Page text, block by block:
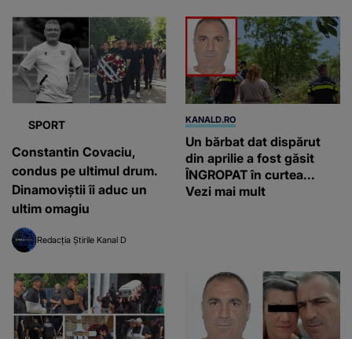
SPORT
Constantin Covaciu,
condus pe ultimul drum.
Dinamoviștii îi aduc un
ultim omagiu
Redacția Știrile Kanal D
KANALD.RO
Un bărbat dat dispărut
din aprilie a fost găsit
ÎNGROPAT în curtea...
Vezi mai mult